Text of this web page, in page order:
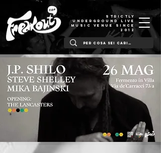
STRICTLY
UNDERGROUND LIVE
MUSIC VENUE SINCE
2012